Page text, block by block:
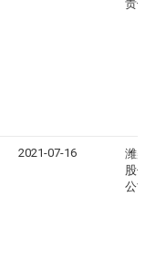
责任
2021-07-16
潍柴
股份
公司